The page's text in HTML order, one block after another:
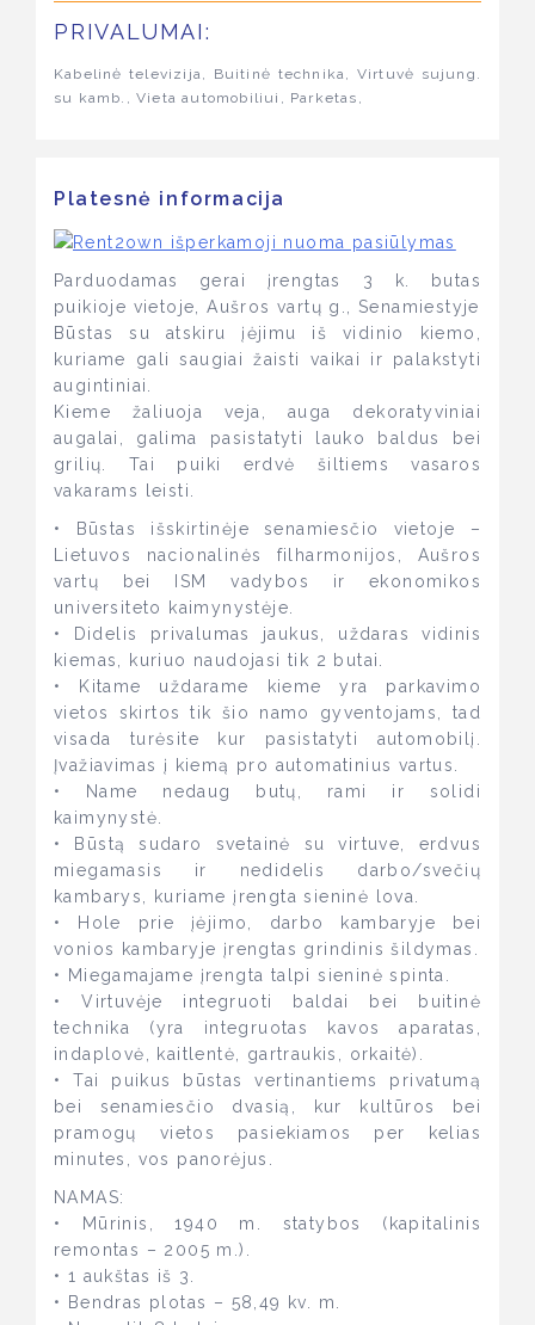
PRIVALUMAI:
Kabelinė televizija, Buitinė technika, Virtuvė sujung.
su kamb., Vieta automobiliui, Parketas,
Platesnė informacija
Parduodamas gerai įrengtas 3 k. butas
puikioje vietoje, Aušros vartų g., Senamiestyje
Būstas su atskiru įėjimu iš vidinio kiemo,
kuriame gali saugiai žaisti vaikai ir palakstyti
augintiniai.
Kieme žaliuoja veja, auga dekoratyviniai
augalai, galima pasistatyti lauko baldus bei
grilių. Tai puiki erdvė šiltiems vasaros
vakarams leisti.
• Būstas išskirtinėje senamiesčio vietoje –
Lietuvos nacionalinės filharmonijos, Aušros
vartų bei ISM vadybos ir ekonomikos
universiteto kaimynystėje.
• Didelis privalumas jaukus, uždaras vidinis
kiemas, kuriuo naudojasi tik 2 butai.
• Kitame uždarame kieme yra parkavimo
vietos skirtos tik šio namo gyventojams, tad
visada turėsite kur pasistatyti automobilį.
Įvažiavimas į kiemą pro automatinius vartus.
• Name nedaug butų, rami ir solidi
kaimynystė.
• Būstą sudaro svetainė su virtuve, erdvus
miegamasis ir nedidelis darbo/svečių
kambarys, kuriame įrengta sieninė lova.
• Hole prie įėjimo, darbo kambaryje bei
vonios kambaryje įrengtas grindinis šildymas.
• Miegamajame įrengta talpi sieninė spinta.
• Virtuvėje integruoti baldai bei buitinė
technika (yra integruotas kavos aparatas,
indaplovė, kaitlentė, gartraukis, orkaitė).
• Tai puikus būstas vertinantiems privatumą
bei senamiesčio dvasią, kur kultūros bei
pramogų vietos pasiekiamos per kelias
minutes, vos panorėjus.
NAMAS:
• Mūrinis, 1940 m. statybos (kapitalinis
remontas – 2005 m.).
• 1 aukštas iš 3.
• Bendras plotas – 58,49 kv. m.